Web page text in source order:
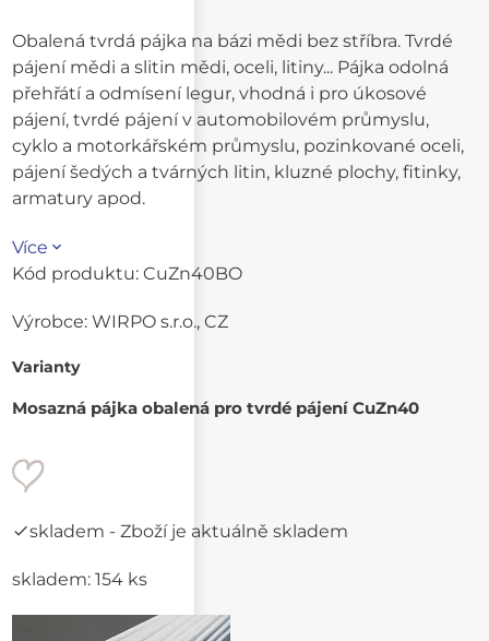
Obalená tvrdá pájka na bázi mědi bez stříbra. Tvrdé
pájení mědi a slitin mědi, oceli, litiny... Pájka odolná
přehřátí a odmísení legur, vhodná i pro úkosové
pájení, tvrdé pájení v automobilovém průmyslu,
cyklo a motorkářském průmyslu, pozinkované oceli,
pájení šedých a tvárných litin, kluzné plochy, fitinky,
armatury apod.
Více
Kód produktu: CuZn40BO
Výrobce: WIRPO s.r.o., CZ
Varianty
Mosazná pájka obalená pro tvrdé pájení CuZn40
skladem - Zboží je aktuálně skladem
skladem: 154 ks